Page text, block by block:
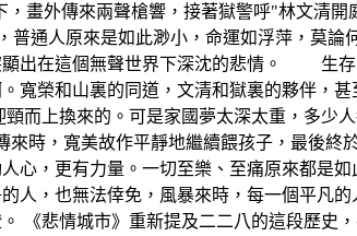
外傳來兩聲槍響，接著獄警呼"林文清開
通人原來是如此渺小，命運如浮萍，莫論
出在這個無聲世界下深沈的悲情。 生存
寬榮和山裏的同道，文清和獄裏的夥伴，
而上換來的。可是家國夢太深太重，多少
，寬美故作平靜地繼續餵孩子，最後終
心，更有力量。一切至樂、至痛原來都是
人，也無法倖免，風暴來時，每一個平凡
《悲情城市》重新提及二二八的這段歷史